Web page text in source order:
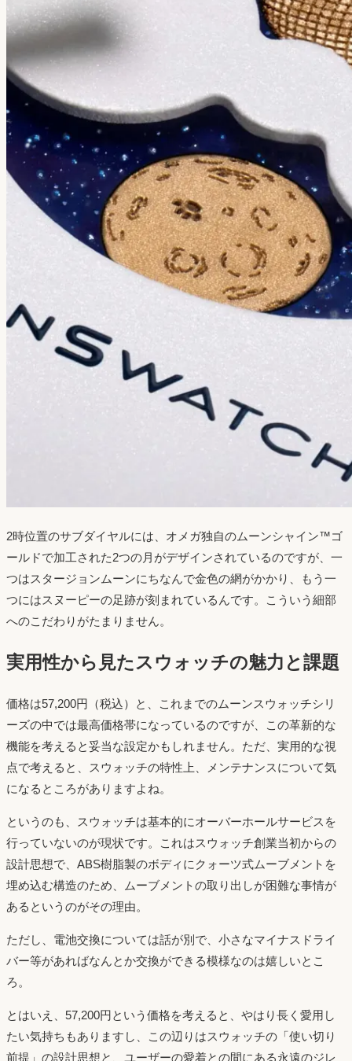
2時位置のサブダイヤルには、オメガ独自のムーンシャイン™ゴ
ールドで加工された2つの月がデザインされているのですが、一
つはスタージョンムーンにちなんで金色の網がかかり、もう一
つにはスヌーピーの足跡が刻まれているんです。こういう細部
へのこだわりがたまりません。
実用性から見たスウォッチの魅力と課題
価格は57,200円（税込）と、これまでのムーンスウォッチシリ
ーズの中では最高価格帯になっているのですが、この革新的な
機能を考えると妥当な設定かもしれません。ただ、実用的な視
点で考えると、スウォッチの特性上、メンテナンスについて気
になるところがありますよね。
というのも、スウォッチは基本的にオーバーホールサービスを
行っていないのが現状です。これはスウォッチ創業当初からの
設計思想で、ABS樹脂製のボディにクォーツ式ムーブメントを
埋め込む構造のため、ムーブメントの取り出しが困難な事情が
あるというのがその理由。
ただし、電池交換については話が別で、小さなマイナスドライ
バー等があればなんとか交換ができる模様なのは嬉しいとこ
ろ。
とはいえ、57,200円という価格を考えると、やはり長く愛用し
たい気持ちもありますし、この辺りはスウォッチの「使い切り
前提」の設計思想と、ユーザーの愛着との間にある永遠のジレ